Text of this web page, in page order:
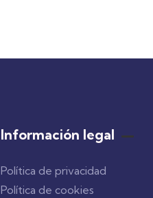
Información legal
Política de privacidad
Política de cookies